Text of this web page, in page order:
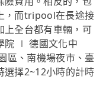
，而tripool在長途接
上全台都有車輛，可
院 ∣ 德國文化中
區、南機場夜市、臺
選擇2~12小時的計時